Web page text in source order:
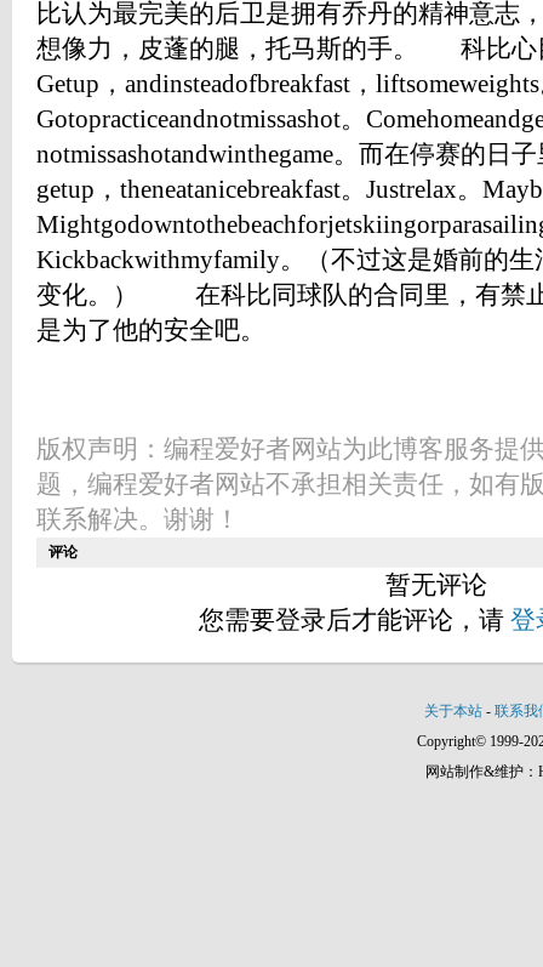
比认为最完美的后卫是拥有乔丹的精神意志
想像力，皮蓬的腿，托马斯的手。 科比心
Getup，andinsteadofbreakfast，
Gotopracticeandnotmissashot。
notmissashotandwinthegame。而在停赛的日
getup，theneatanicebreakfast。Justrelax。
Kickbackwithmyfamily。（不过这是婚前的
变化。） 在科比同球队的合同里，有禁
是为了他的安全吧。
版权声明：编程爱好者网站为此博客服务提
题，编程爱好者网站不承担相关责任，如有
联系解决。谢谢！
评论
暂无评论
您需要登录后才能评论，请 登
关于本站 - 联系我
Copyright© 1999-
网站制作&维护